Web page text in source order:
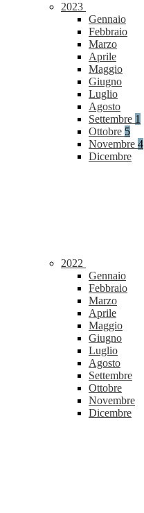
2023
Gennaio
Febbraio
Marzo
Aprile
Maggio
Giugno
Luglio
Agosto
Settembre 1
Ottobre 5
Novembre 4
Dicembre
2022
Gennaio
Febbraio
Marzo
Aprile
Maggio
Giugno
Luglio
Agosto
Settembre
Ottobre
Novembre
Dicembre